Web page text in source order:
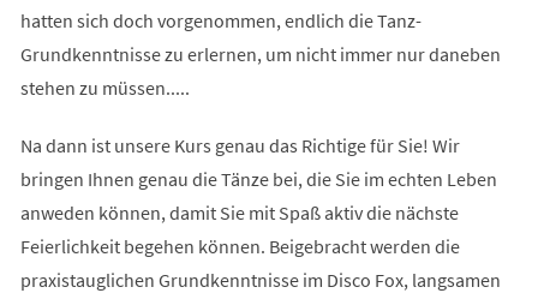
hatten sich doch vorgenommen, endlich die Tanz-
Grundkenntnisse zu erlernen, um nicht immer nur daneben
stehen zu müssen.....
Na dann ist unsere Kurs genau das Richtige für Sie! Wir
bringen Ihnen genau die Tänze bei, die Sie im echten Leben
anweden können, damit Sie mit Spaß aktiv die nächste
Feierlichkeit begehen können. Beigebracht werden die
praxistauglichen Grundkenntnisse im Disco Fox, langsamen